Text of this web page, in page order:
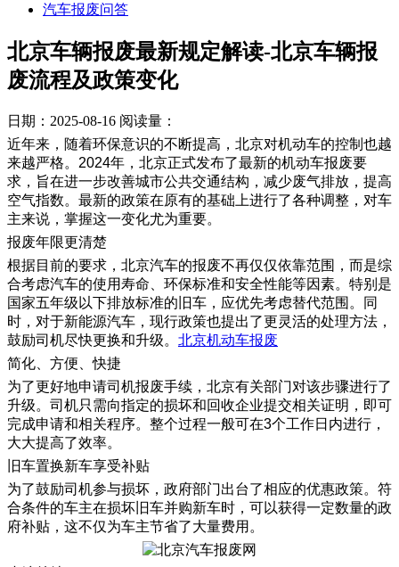
汽车报废问答
北京车辆报废最新规定解读-北京车辆报
废流程及政策变化
日期：2025-08-16 阅读量：
近年来，随着环保意识的不断提高，北京对机动车的控制也越
来越严格。2024年，北京正式发布了最新的机动车报废要
求，旨在进一步改善城市公共交通结构，减少废气排放，提高
空气指数。最新的政策在原有的基础上进行了各种调整，对车
主来说，掌握这一变化尤为重要。
报废年限更清楚
根据目前的要求，北京汽车的报废不再仅仅依靠范围，而是综
合考虑汽车的使用寿命、环保标准和安全性能等因素。特别是
国家五年级以下排放标准的旧车，应优先考虑替代范围。同
时，对于新能源汽车，现行政策也提出了更灵活的处理方法，
鼓励司机尽快更换和升级。 北京机动车报废
​简化、方便、快捷
为了更好地申请司机报废手续，北京有关部门对该步骤进行了
升级。司机只需向指定的损坏和回收企业提交相关证明，即可
完成申请和相关程序。整个过程一般可在3个工作日内进行，
大大提高了效率。
旧车置换新车享受补贴
为了鼓励司机参与损坏，政府部门出台了相应的优惠政策。符
合条件的车主在损坏旧车并购新车时，可以获得一定数量的政
府补贴，这不仅为车主节省了大量费用。